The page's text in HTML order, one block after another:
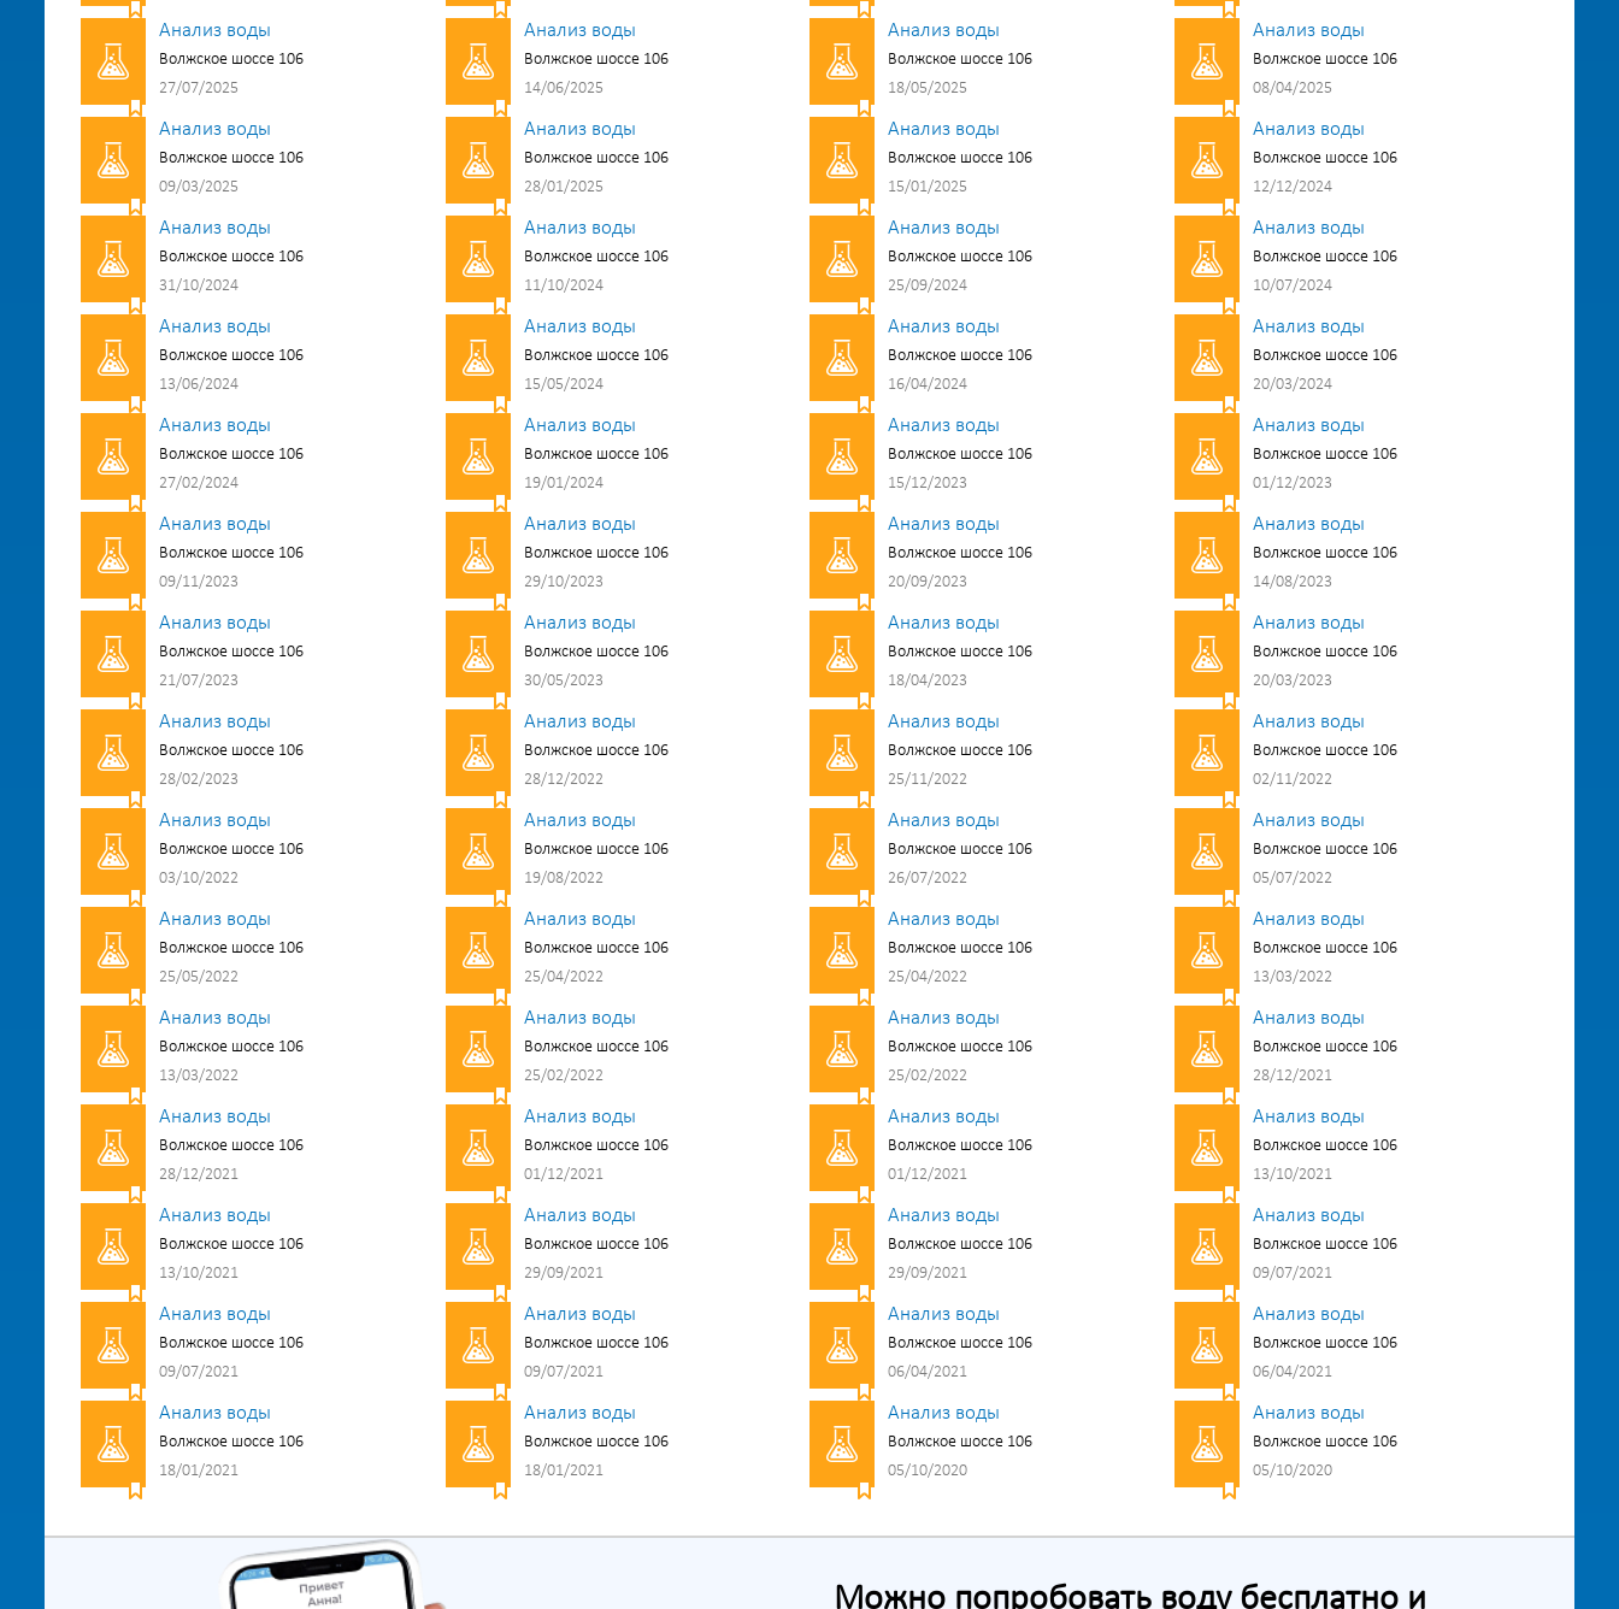
Анализ воды
Волжское шоссе 106
27/07/2025
Анализ воды
Волжское шоссе 106
14/06/2025
Анализ воды
Волжское шоссе 106
18/05/2025
Анализ воды
Волжское шоссе 106
08/04/2025
Анализ воды
Волжское шоссе 106
09/03/2025
Анализ воды
Волжское шоссе 106
28/01/2025
Анализ воды
Волжское шоссе 106
15/01/2025
Анализ воды
Волжское шоссе 106
12/12/2024
Анализ воды
Волжское шоссе 106
31/10/2024
Анализ воды
Волжское шоссе 106
11/10/2024
Анализ воды
Волжское шоссе 106
25/09/2024
Анализ воды
Волжское шоссе 106
10/07/2024
Анализ воды
Волжское шоссе 106
13/06/2024
Анализ воды
Волжское шоссе 106
15/05/2024
Анализ воды
Волжское шоссе 106
16/04/2024
Анализ воды
Волжское шоссе 106
20/03/2024
Анализ воды
Волжское шоссе 106
27/02/2024
Анализ воды
Волжское шоссе 106
19/01/2024
Анализ воды
Волжское шоссе 106
15/12/2023
Анализ воды
Волжское шоссе 106
01/12/2023
Анализ воды
Волжское шоссе 106
09/11/2023
Анализ воды
Волжское шоссе 106
29/10/2023
Анализ воды
Волжское шоссе 106
20/09/2023
Анализ воды
Волжское шоссе 106
14/08/2023
Анализ воды
Волжское шоссе 106
21/07/2023
Анализ воды
Волжское шоссе 106
30/05/2023
Анализ воды
Волжское шоссе 106
18/04/2023
Анализ воды
Волжское шоссе 106
20/03/2023
Анализ воды
Волжское шоссе 106
28/02/2023
Анализ воды
Волжское шоссе 106
28/12/2022
Анализ воды
Волжское шоссе 106
25/11/2022
Анализ воды
Волжское шоссе 106
02/11/2022
Анализ воды
Волжское шоссе 106
03/10/2022
Анализ воды
Волжское шоссе 106
19/08/2022
Анализ воды
Волжское шоссе 106
26/07/2022
Анализ воды
Волжское шоссе 106
05/07/2022
Анализ воды
Волжское шоссе 106
25/05/2022
Анализ воды
Волжское шоссе 106
25/04/2022
Анализ воды
Волжское шоссе 106
25/04/2022
Анализ воды
Волжское шоссе 106
13/03/2022
Анализ воды
Волжское шоссе 106
13/03/2022
Анализ воды
Волжское шоссе 106
25/02/2022
Анализ воды
Волжское шоссе 106
25/02/2022
Анализ воды
Волжское шоссе 106
28/12/2021
Анализ воды
Волжское шоссе 106
28/12/2021
Анализ воды
Волжское шоссе 106
01/12/2021
Анализ воды
Волжское шоссе 106
01/12/2021
Анализ воды
Волжское шоссе 106
13/10/2021
Анализ воды
Волжское шоссе 106
13/10/2021
Анализ воды
Волжское шоссе 106
29/09/2021
Анализ воды
Волжское шоссе 106
29/09/2021
Анализ воды
Волжское шоссе 106
09/07/2021
Анализ воды
Волжское шоссе 106
09/07/2021
Анализ воды
Волжское шоссе 106
09/07/2021
Анализ воды
Волжское шоссе 106
06/04/2021
Анализ воды
Волжское шоссе 106
06/04/2021
Анализ воды
Волжское шоссе 106
18/01/2021
Анализ воды
Волжское шоссе 106
18/01/2021
Анализ воды
Волжское шоссе 106
05/10/2020
Анализ воды
Волжское шоссе 106
05/10/2020
Можно попробовать воду бесплатно и